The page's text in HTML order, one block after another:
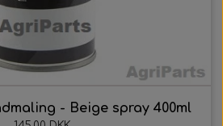
- Beige spray 400ml